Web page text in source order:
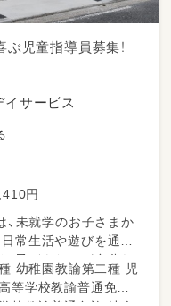
児童指導員募集！
イサービス
円
未就学のお子さまか
常生活や遊びを通し
、子どもたちが自分ら
ートします。また、
たり、保護者の方と